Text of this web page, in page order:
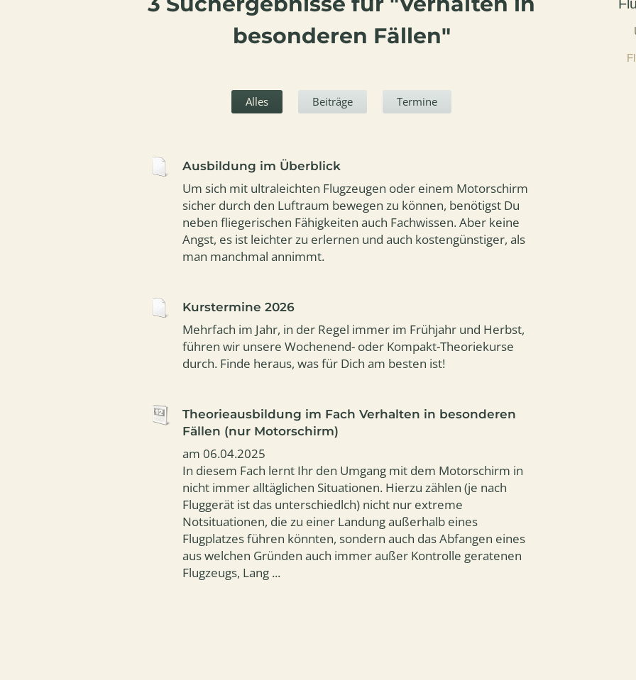
Steigrate in den Himmel.
gee
besonderen Fällen"
Alles
Alles Beiträge Termine
Ausbildung im Überblick
Um sich mit ultraleichten Flugzeugen oder einem Motorschirm
sicher durch den Luftraum bewegen zu können, benötigst Du
neben fliegerischen Fähigkeiten auch Fachwissen. Aber keine
Angst, es ist leichter zu erlernen und auch kostengünstiger, als
man manchmal annimmt.
Kurstermine 2026
Mehrfach im Jahr, in der Regel immer im Frühjahr und Herbst,
führen wir unsere Wochenend- oder Kompakt-Theoriekurse
durch. Finde heraus, was für Dich am besten ist!
Theorieausbildung im Fach Verhalten in besonderen
Fällen (nur Motorschirm)
am 06.04.2025
In diesem Fach lernt Ihr den Umgang mit dem Motorschirm in
nicht immer alltäglichen Situationen. Hierzu zählen (je nach
Fluggerät ist das unterschiedlch) nicht nur extreme
Notsituationen, die zu einer Landung außerhalb eines
Flugplatzes führen könnten, sondern auch das Abfangen eines
aus welchen Gründen auch immer außer Kontrolle geratenen
Flugzeugs, Lang ...